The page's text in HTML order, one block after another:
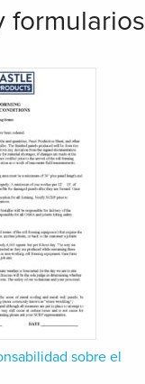
formularios
sobre el